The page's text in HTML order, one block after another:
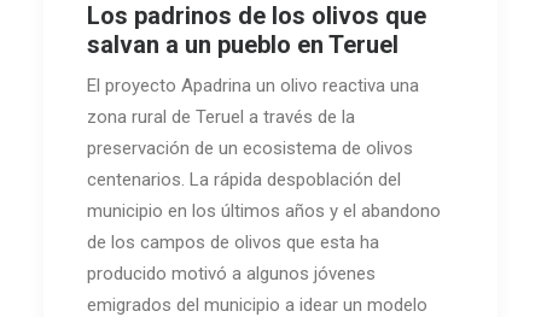
Los padrinos de los olivos que
salvan a un pueblo en Teruel
El proyecto Apadrina un olivo reactiva una
zona rural de Teruel a través de la
preservación de un ecosistema de olivos
centenarios. La rápida despoblación del
municipio en los últimos años y el abandono
de los campos de olivos que esta ha
producido motivó a algunos jóvenes
emigrados del municipio a idear un modelo